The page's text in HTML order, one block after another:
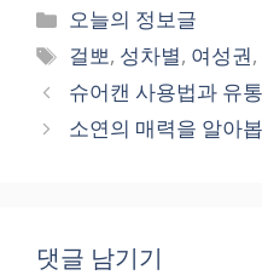
카
테
리
오늘의 정보글
태
그
걸뽀, 성차별, 여성권,
슈어캔 사용법과 유
소연의 매력을 알아
댓글 남기기